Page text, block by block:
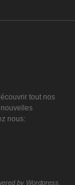
tout nos
nous:
by Wordpress.